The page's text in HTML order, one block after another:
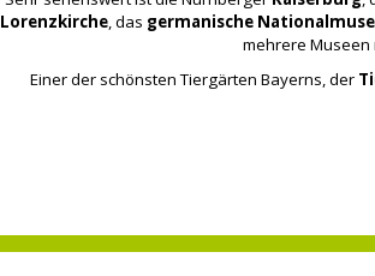
Lorenzkirche, das germanische
mehrere
Einer der schönsten Tiergärten Bayerns, der